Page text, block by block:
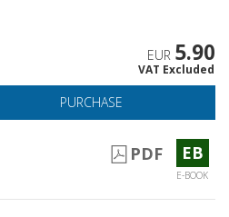
EUR 5.90
VAT Excluded
PURCHASE
PDF EB
E-BOOK